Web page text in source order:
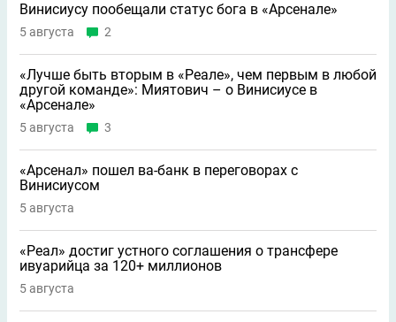
Винисиусу пообещали статус бога в «Арсенале»
5 августа 2
«Лучше быть вторым в «Реале», чем первым в любой
другой команде»: Миятович – о Винисиусе в
«Арсенале»
5 августа 3
«Арсенал» пошел ва-банк в переговорах с
Винисиусом
5 августа
«Реал» достиг устного соглашения о трансфере
ивуарийца за 120+ миллионов
5 августа